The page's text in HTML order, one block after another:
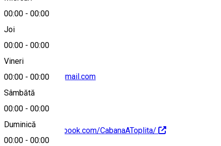
00:00 - 00:00
Joi
00:00 - 00:00
Vineri
00:00 - 00:00
Sâmbătă
00:00 - 00:00
Duminică
00:00 - 00:00
cabanaatoplita@gmail.com
https://www.facebook.com/CabanaAToplita/